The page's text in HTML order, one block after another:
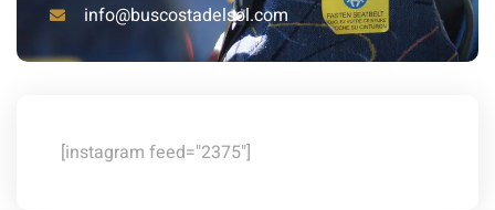
info@buscostadelsol.com
[instagram feed="2375"]